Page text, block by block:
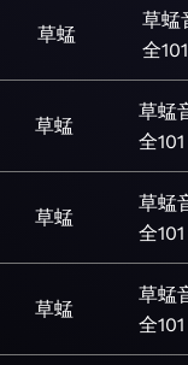
草蜢
草蜢
全101
草蜢
草蜢
全101
草蜢
草蜢
全101
草蜢
草蜢
全101